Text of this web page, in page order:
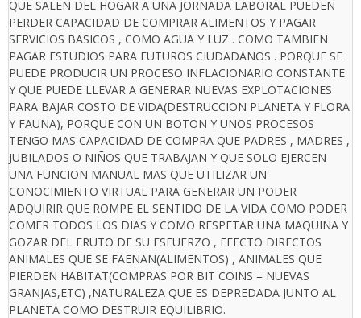
QUE SALEN DEL HOGAR A UNA JORNADA LABORAL PUEDEN
PERDER CAPACIDAD DE COMPRAR ALIMENTOS Y PAGAR
SERVICIOS BASICOS , COMO AGUA Y LUZ . COMO TAMBIEN
PAGAR ESTUDIOS PARA FUTUROS CIUDADANOS . PORQUE SE
PUEDE PRODUCIR UN PROCESO INFLACIONARIO CONSTANTE
Y QUE PUEDE LLEVAR A GENERAR NUEVAS EXPLOTACIONES
PARA BAJAR COSTO DE VIDA(DESTRUCCION PLANETA Y FLORA
Y FAUNA), PORQUE CON UN BOTON Y UNOS PROCESOS
TENGO MAS CAPACIDAD DE COMPRA QUE PADRES , MADRES ,
JUBILADOS O NIÑOS QUE TRABAJAN Y QUE SOLO EJERCEN
UNA FUNCION MANUAL MAS QUE UTILIZAR UN
CONOCIMIENTO VIRTUAL PARA GENERAR UN PODER
ADQUIRIR QUE ROMPE EL SENTIDO DE LA VIDA COMO PODER
COMER TODOS LOS DIAS Y COMO RESPETAR UNA MAQUINA Y
GOZAR DEL FRUTO DE SU ESFUERZO , EFECTO DIRECTOS
ANIMALES QUE SE FAENAN(ALIMENTOS) , ANIMALES QUE
PIERDEN HABITAT(COMPRAS POR BIT COINS = NUEVAS
GRANJAS,ETC) ,NATURALEZA QUE ES DEPREDADA JUNTO AL
PLANETA COMO DESTRUIR EQUILIBRIO.